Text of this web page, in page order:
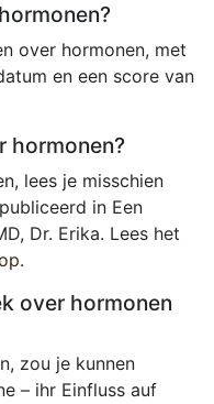
over hormonen, met
en een score van
hormonen?
lees je misschien
in Een
Dr. Erika. Lees het
.
over hormonen
zou je kunnen
– ihr Einfluss auf